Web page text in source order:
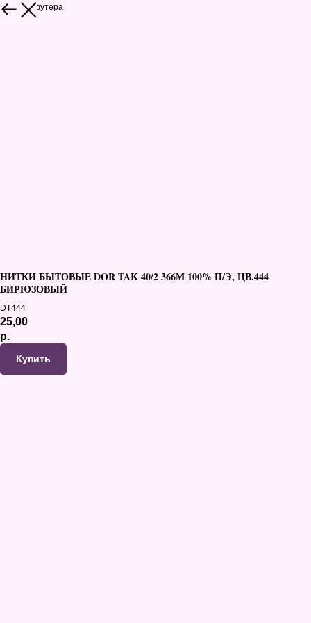
Каталог футера
НИТКИ БЫТОВЫЕ DOR TAK 40/2 366М 100% П/Э, ЦВ.444
БИРЮЗОВЫЙ
DT444
25,00
р.
Купить